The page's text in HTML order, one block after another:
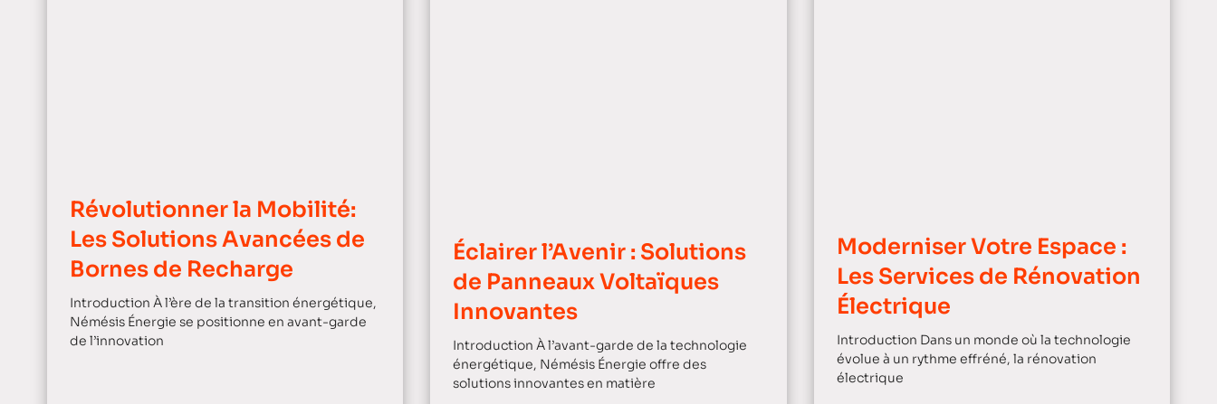
Révolutionner la Mobilité:
Les Solutions Avancées de
Bornes de Recharge
Introduction À l’ère de la transition énergétique,
Némésis Énergie se positionne en avant-garde
de l’innovation
Éclairer l’Avenir : Solutions
de Panneaux Voltaïques
Innovantes
Introduction À l’avant-garde de la technologie
énergétique, Némésis Énergie offre des
solutions innovantes en matière
Moderniser Votre Espace :
Les Services de Rénovation
Électrique
Introduction Dans un monde où la technologie
évolue à un rythme effréné, la rénovation
électrique